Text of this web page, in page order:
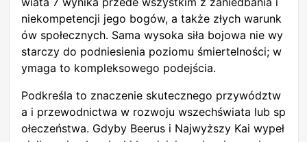
niekompetencji jego bogów, a także złych warunk
ów społecznych. Sama wysoka siła bojowa nie wy
starczy do podniesienia poziomu śmiertelności; w
ymaga to kompleksowego podejścia.
Podkreśla to znaczenie skutecznego przywództw
a i przewodnictwa w rozwoju wszechświata lub sp
ołeczeństwa. Gdyby Beerus i Najwyższy Kai wypeł